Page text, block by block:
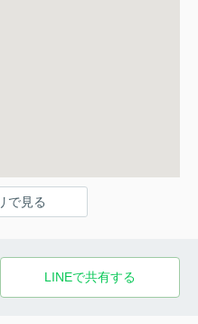
で見る
LINEで共有する